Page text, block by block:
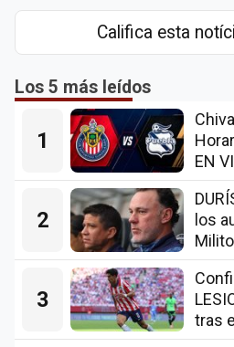
Califica esta
Los 5 más leídos
1
EN
2
los
3
tras